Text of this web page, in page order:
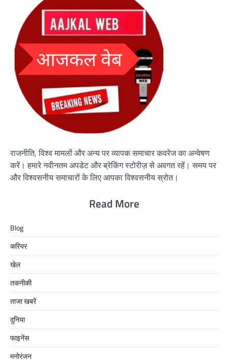
राजनीति, विश्व मामलों और अन्य पर व्यापक समाचार कवरेज का अन्वेषण
करें। हमारे नवीनतम अपडेट और ब्रेकिंग स्टोरीज़ से अवगत रहें। समय पर
और विश्वसनीय समाचारों के लिए आपका विश्वसनीय स्रोत।
Read More
Blog
करियर
खेल
तकनीकी
ताजा खबरें
दुनिया
फाइनेंस
मनोरंजन